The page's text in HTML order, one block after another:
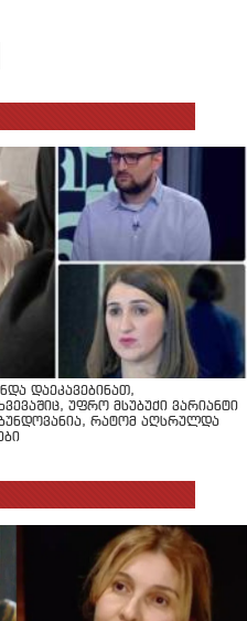
დაეკავებინათ,
უფრო მსუბუქი ვარიანტი
რატომ აღსრულდა